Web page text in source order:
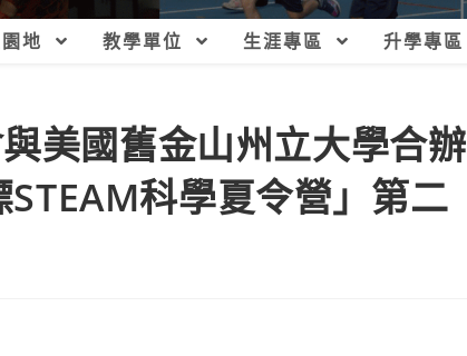
地 教學單位 生涯專區 升學專區
美國舊金山州立大學合辦
STEAM科學夏令營」第二